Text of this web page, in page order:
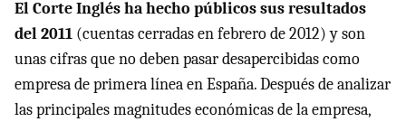
El Corte Inglés ha hecho públicos sus resultados
del 2011 (cuentas cerradas en febrero de 2012) y son
unas cifras que no deben pasar desapercibidas como
empresa de primera línea en España. Después de analizar
las principales magnitudes económicas de la empresa,